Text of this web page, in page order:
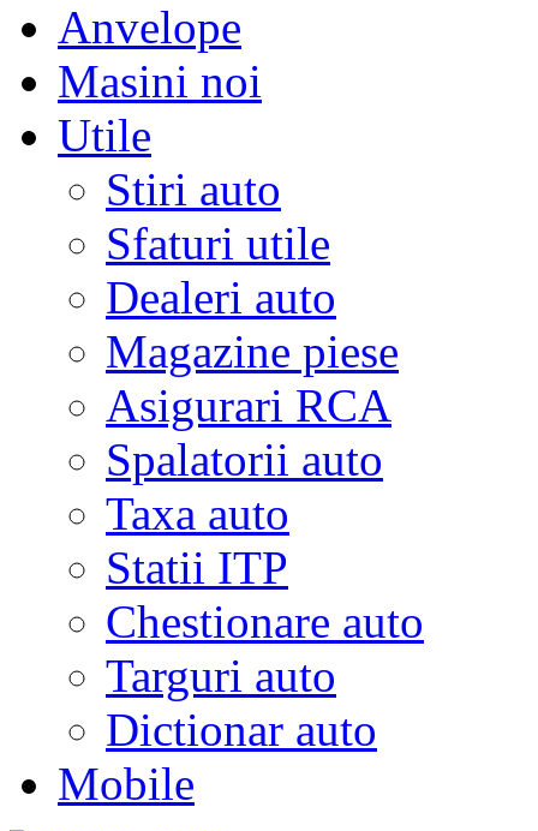
Anvelope
Masini noi
Utile
Stiri auto
Sfaturi utile
Dealeri auto
Magazine piese
Asigurari RCA
Spalatorii auto
Taxa auto
Statii ITP
Chestionare auto
Targuri auto
Dictionar auto
Mobile